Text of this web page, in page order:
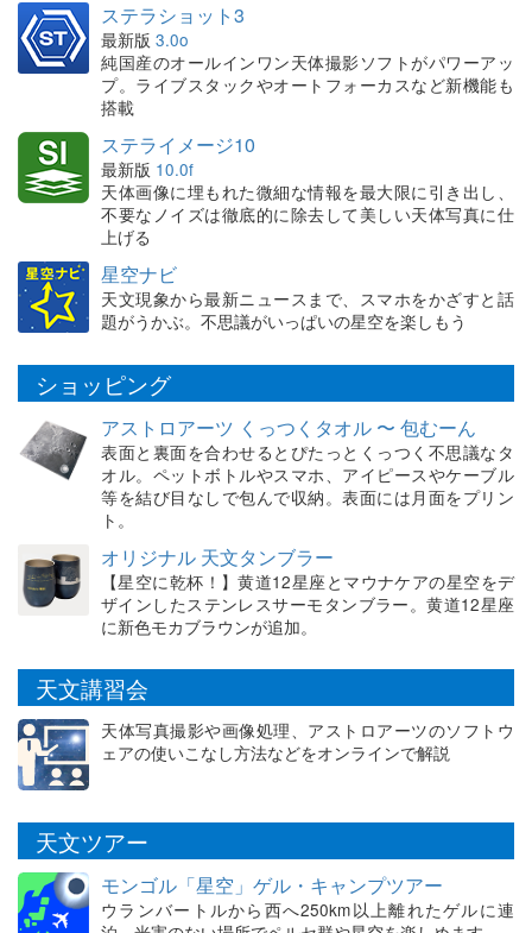
ステラショット3
最新版 3.0o
純国産のオールインワン天体撮影ソフトがパワーアッ
プ。ライブスタックやオートフォーカスなど新機能も
搭載
ステライメージ10
最新版 10.0f
天体画像に埋もれた微細な情報を最大限に引き出し、
不要なノイズは徹底的に除去して美しい天体写真に仕
上げる
星空ナビ
天文現象から最新ニュースまで、スマホをかざすと話
題がうかぶ。不思議がいっぱいの星空を楽しもう
ショッピング
アストロアーツ くっつくタオル 〜 包むーん
表面と裏面を合わせるとぴたっとくっつく不思議なタ
オル。ペットボトルやスマホ、アイピースやケーブル
等を結び目なしで包んで収納。表面には月面をプリン
ト。
オリジナル 天文タンブラー
【星空に乾杯！】黄道12星座とマウナケアの星空をデ
ザインしたステンレスサーモタンブラー。黄道12星座
に新色モカブラウンが追加。
天文講習会
天体写真撮影や画像処理、アストロアーツのソフトウ
ェアの使いこなし方法などをオンラインで解説
天文ツアー
モンゴル「星空」ゲル・キャンプツアー
ウランバートルから西へ250km以上離れたゲルに連